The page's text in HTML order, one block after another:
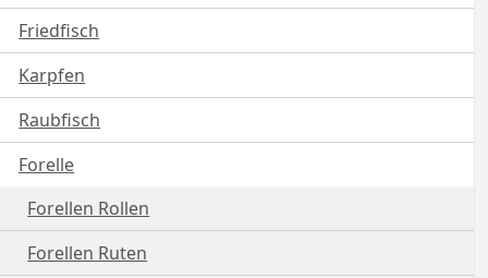
Friedfisch
Karpfen
Raubfisch
Forelle
Forellen Rollen
Forellen Ruten